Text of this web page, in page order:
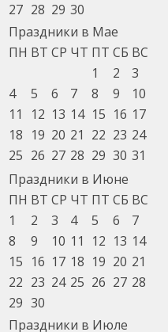
27 28 29 30
Праздники в Мае
ПН ВТ СР ЧТ ПТ СБ ВС
1
2
3
4
5 6 7 8 9
10
11
12 13 14 15 16 17
18 19 20 21 22 23 24
25 26 27 28 29 30 31
Праздники в Июне
ПН ВТ СР ЧТ ПТ СБ ВС
1
2 3 4 5 6
7
8
9 10 11 12 13 14
15 16 17 18 19 20 21
22 23 24 25 26 27 28
29 30
Праздники в Июле